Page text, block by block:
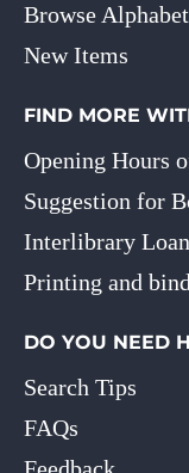
Browse
New Items
FIND MORE
Opening Hours
Suggestion for
Interlibrary
Printing and
DO YOU NEED
Search Tips
FAQs